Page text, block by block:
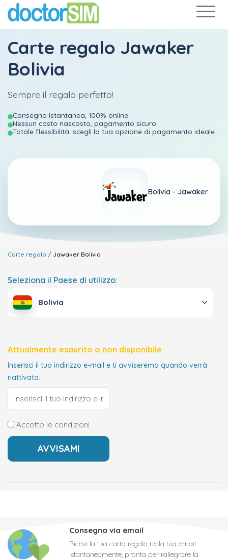
Carte regalo Jawaker
Bolivia
Sempre il regalo perfetto!
Consegna istantanea, 100% online
Nessun costo nascosto, pagamento sicuro
Totale flessibilità: scegli la tua opzione di pagamento ideale
Bolivia - Jawaker
Carte regalo Jawaker Bolivia
Seleziona il Paese di utilizzo:
Bolivia
Attualmente esaurito o non disponibile
Inserisci il tuo indirizzo e-mail e ti avviseremo quando verrà
riattivato.
Accetto le condizioni
Consegna via email
Ricevi la tua carta regalo nella tua email
istantaneamente, pronta per rallegrare la